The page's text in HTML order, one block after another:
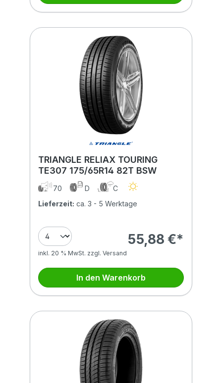
TRIANGLE RELIAX TOURING
TE307 175/65R14 82T BSW
70 D
C
Lieferzeit: ca. 3 - 5 Werktage
55,88 €*
inkl. 20 % MwSt. zzgl. Versand
In den Warenkorb